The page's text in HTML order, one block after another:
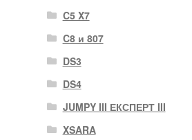
C5 X7
C8 и 807
DS3
DS4
JUMPY III ЕКСПЕРТ III
XSARA